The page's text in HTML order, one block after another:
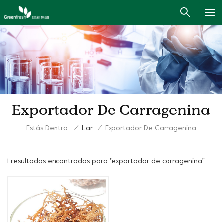
Exportador De Carragenina
Estás Dentro: / Lar / Exportador De Carragenina
1 resultados encontrados para "exportador de carragenina"